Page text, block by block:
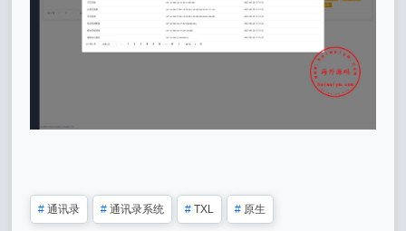
# 通讯录 # 通讯录系统 # TXL # 原生